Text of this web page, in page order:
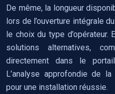
De même, la longueur
lors de l’ouverture intégrale
le choix du type d’opérateur.
solutions alternatives,
directement dans le
L’analyse approfondie de
pour une installation réussie.